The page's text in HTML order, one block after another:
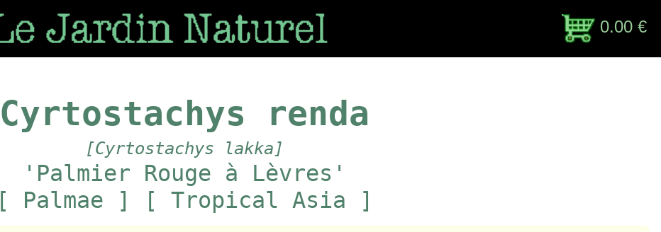
0.00 €
Cyrtostachys renda
[Cyrtostachys lakka]
'Palmier Rouge à Lèvres'
[ Palmae ] [ Tropical Asia ]